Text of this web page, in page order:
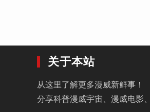
关于本站
从这里了解更多漫威新鲜事！
分享科普漫威宇宙、漫威电影